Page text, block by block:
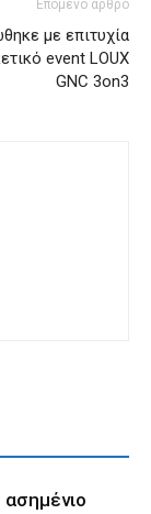
Επόμενο άρθρο
με επιτυχία
event LOUX
GNC 3on3